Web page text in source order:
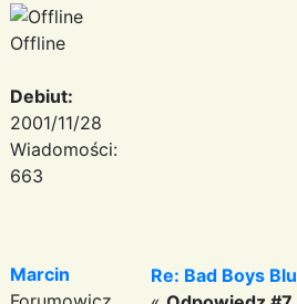
Offline
Debiut:
2001/11/28
Wiadomości:
663
Marcin
Re: Bad Boys